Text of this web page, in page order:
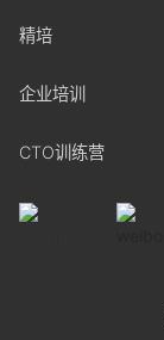
精培
企业培训
CTO训练营